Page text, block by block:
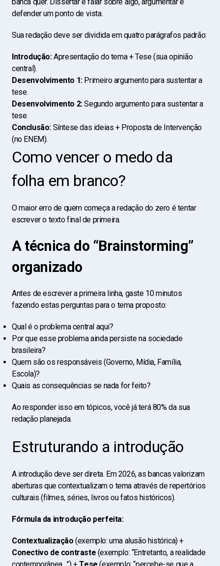
defender um ponto de vista.
Sua redação deve ser dividida em quatro parágrafos padrão:
Introdução:Apresentação do tema + Tese (sua opinião
central).
Desenvolvimento 1:Primeiro argumento para sustentar a
tese.
Desenvolvimento 2:Segundo argumento para sustentar a
tese.
Conclusão: Síntese das ideias + Proposta de Intervenção
(no ENEM).
Como vencer o medo da
folha em branco?
O maior erro de quem começa a redação do zero é tentar
escrever o texto final de primeira.
A técnica do “Brainstorming”
organizado
Antes de escrever a primeira linha, gaste 10 minutos
fazendo estas perguntas para o tema proposto:
Qual é o problema central aqui?
Por que esse problema ainda persiste na sociedade
brasileira?
Quem são os responsáveis (Governo, Mídia, Família,
Escola)?
Quais as consequências se nada for feito?
Ao responder isso em tópicos, você já terá 80% da sua
redação planejada.
Estruturando a introdução
A introdução deve ser direta. Em 2026, as bancas valorizam
aberturas que contextualizam o tema através de repertórios
culturais (filmes, séries, livros ou fatos históricos).
Fórmula da introdução perfeita:
Contextualização (exemplo: uma alusão histórica) +
Conectivo de contraste (exemplo: “Entretanto, a realidade